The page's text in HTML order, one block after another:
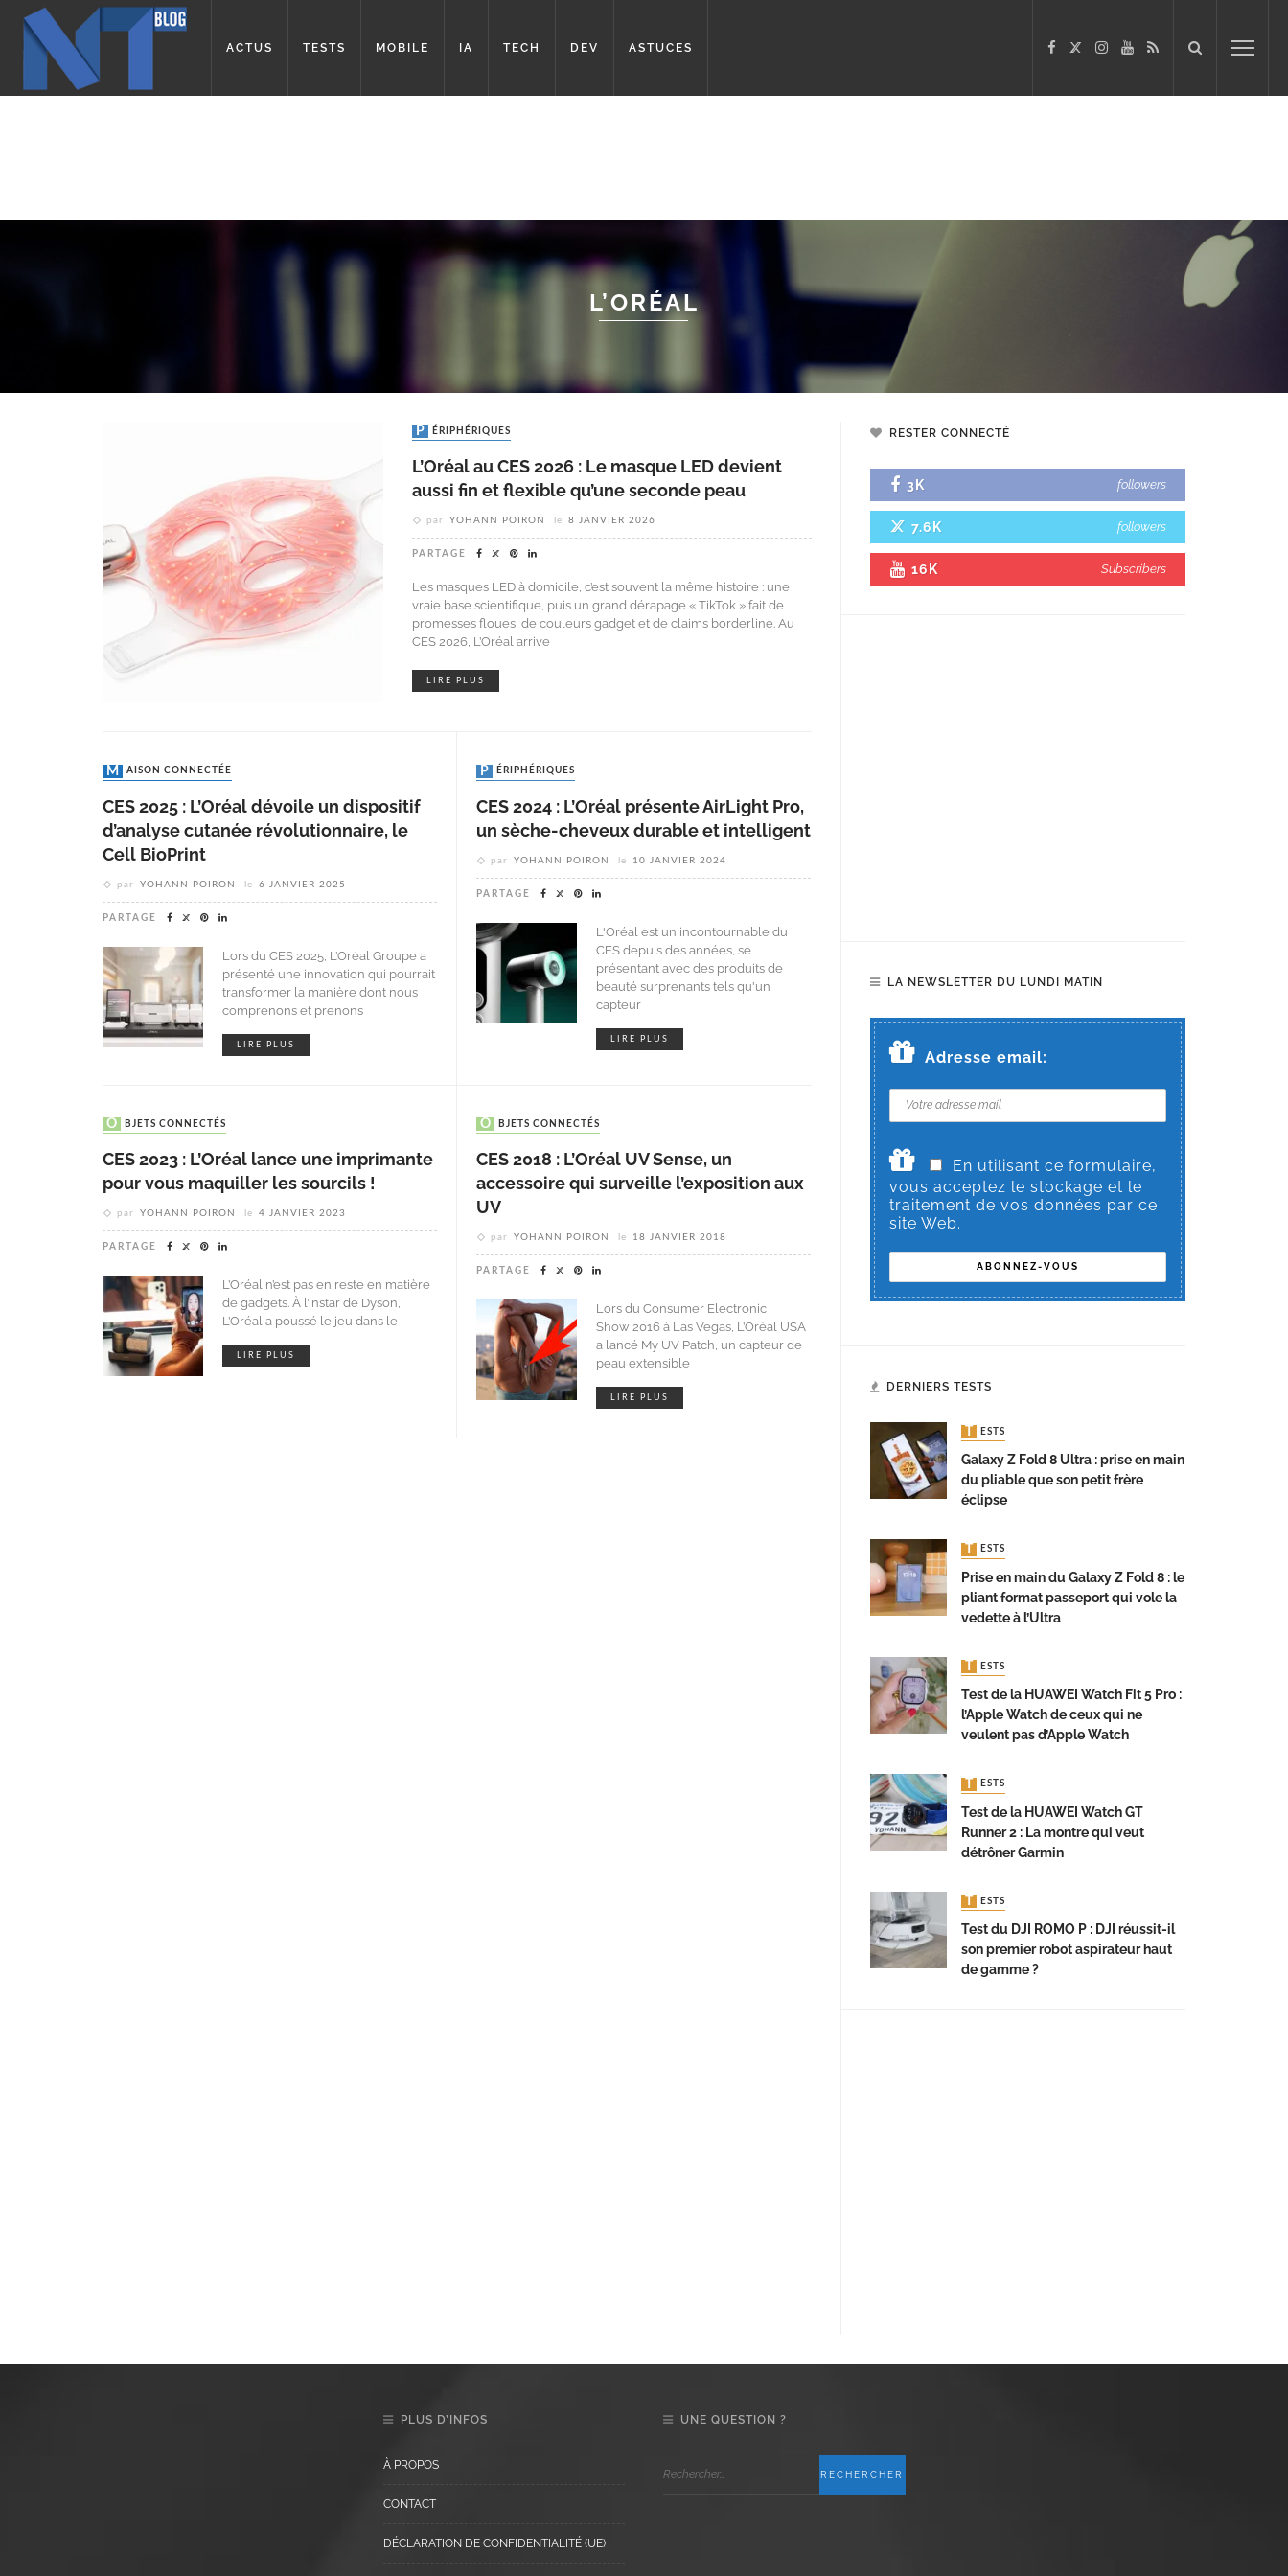
ACTUS TESTS MOBILE IA TECH DEV ASTUCES
L’ORÉAL
PÉRIPHÉRIQUES
L’Oréal au CES 2026 : Le masque LED devient
aussi fin et flexible qu’une seconde peau
par YOHANN POIRON le 8 JANVIER 2026
PARTAGE
Les masques LED à domicile, c’est souvent la même histoire : une
vraie base scientifique, puis un grand dérapage « TikTok » fait de
promesses floues, de couleurs gadget et de claims borderline. Au
CES 2026, L’Oréal arrive
LIRE PLUS
MAISON CONNECTÉE
CES 2025 : L’Oréal dévoile un dispositif
d’analyse cutanée révolutionnaire, le
Cell BioPrint
par YOHANN POIRON le 6 JANVIER 2025
PARTAGE
Lors du CES 2025, L’Oréal Groupe a
présenté une innovation qui pourrait
transformer la manière dont nous
comprenons et prenons
LIRE PLUS
PÉRIPHÉRIQUES
CES 2024 : L’Oréal présente AirLight Pro,
un sèche-cheveux durable et intelligent
par YOHANN POIRON le 10 JANVIER 2024
PARTAGE
L'Oréal est un incontournable du
CES depuis des années, se
présentant avec des produits de
beauté surprenants tels qu'un
capteur
LIRE PLUS
OBJETS CONNECTÉS
CES 2023 : L’Oréal lance une imprimante
pour vous maquiller les sourcils !
par YOHANN POIRON le 4 JANVIER 2023
PARTAGE
L’Oréal n’est pas en reste en matière
de gadgets. À l’instar de Dyson,
L’Oréal a poussé le jeu dans le
LIRE PLUS
OBJETS CONNECTÉS
CES 2018 : L’Oréal UV Sense, un
accessoire qui surveille l’exposition aux
UV
par YOHANN POIRON le 18 JANVIER 2018
PARTAGE
Lors du Consumer Electronic
Show 2016 à Las Vegas, L’Oréal USA
a lancé My UV Patch, un capteur de
peau extensible
LIRE PLUS
RESTER CONNECTÉ
3K followers
7.6K followers
16K Subscribers
LA NEWSLETTER DU LUNDI MATIN
Adresse email:
En utilisant ce formulaire,
vous acceptez le stockage et le
traitement de vos données par ce
site Web.
DERNIERS TESTS
TESTS
Galaxy Z Fold 8 Ultra : prise en main
du pliable que son petit frère
éclipse
TESTS
Prise en main du Galaxy Z Fold 8 : le
pliant format passeport qui vole la
vedette à l’Ultra
TESTS
Test de la HUAWEI Watch Fit 5 Pro :
l’Apple Watch de ceux qui ne
veulent pas d’Apple Watch
TESTS
Test de la HUAWEI Watch GT
Runner 2 : La montre qui veut
détrôner Garmin
TESTS
Test du DJI ROMO P : DJI réussit-il
son premier robot aspirateur haut
de gamme ?
PLUS D’INFOS
À PROPOS
CONTACT
DÉCLARATION DE CONFIDENTIALITÉ (UE)
UNE QUESTION ?